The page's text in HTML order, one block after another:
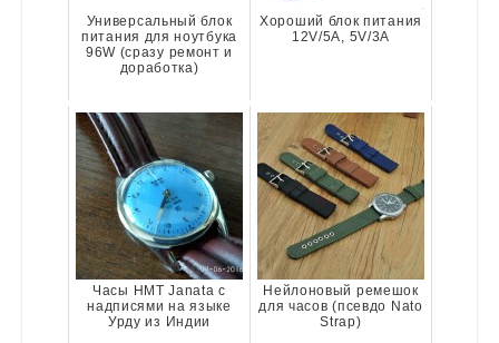
Универсальный блок
питания для ноутбука
96W (сразу ремонт и
доработка)
Хороший блок питания
12V/5A, 5V/3A
Часы HMT Janata с
надписями на языке
Урду из Индии
Нейлоновый ремешок
для часов (псевдо Nato
Strap)